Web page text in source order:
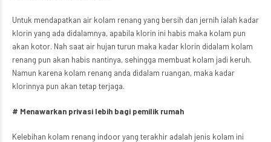
Untuk mendapatkan air kolam renang yang bersih dan jernih ialah kadar
klorin yang ada didalamnya, apabila klorin ini habis maka kolam pun
akan kotor. Nah saat air hujan turun maka kadar klorin didalam kolam
renang pun akan habis nantinya, sehingga membuat kolam jadi keruh.
Namun karena kolam renang anda didalam ruangan, maka kadar
klorinnya pun akan tetap terjaga.
# Menawarkan privasi lebih bagi pemilik rumah
Kelebihan kolam renang indoor yang terakhir adalah jenis kolam ini